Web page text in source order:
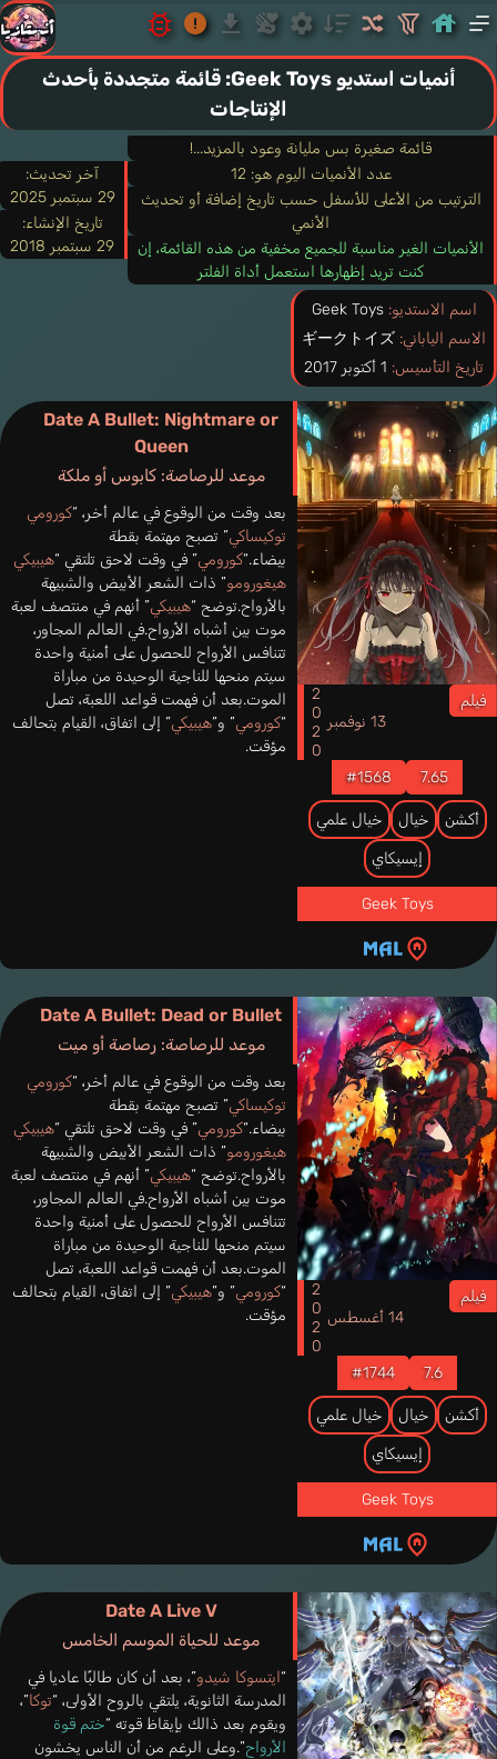
أنميات استديو Geek Toys: قائمة متجددة بأحدث
الإنتاجات
قائمة صغيرة بس مليانة وعود بالمزيد...!
عدد الأنميات اليوم هو: 12
الترتيب من الأعلى للأسفل حسب تاريخ إضافة أو تحديث
الأنمي
الأنميات الغير مناسبة للجميع مخفية من هذه القائمة، إن
كنت تريد إظهارها استعمل أداة الفلتر
آخر تحديث:
29 سبتمبر 2025
تاريخ الإنشاء:
29 سبتمبر 2018
اسم الاستديو: Geek Toys
الاسم الياباني:
تاريخ التأسيس:
Date A Bullet: Nightmare or
Queen
موعد للرصاصة: كابوس أو ملكة
فيلم
13 نوفمبر
2020
7.65
#1568
أكشن خيال خيال علمي
إيسيكاي
Geek Toys
بعد وقت من الوقوع في عالم أخر، “كورومي
توكيساكي” تصبح مهتمة بقطة
بيضاء.“كورومي” في وقت لاحق تلتقي “هيبيكي
هيغورومو” ذات الشعر الأبيض والشبيهة
بالأرواح.توضح “هيبيكي” أنهم في منتصف لعبة
موت بين أشباه الأرواح.في العالم المجاور،
تتنافس الأرواح للحصول على أمنية واحدة
سيتم منحها للناجية الوحيدة من مباراة
الموت.بعد أن فهمت قواعد اللعبة، تصل
“كورومي” و”هيبيكي” إلى اتفاق، القيام بتحالف
مؤقت.
Date A Bullet: Dead or Bullet
موعد للرصاصة: رصاصة أو ميت
فيلم
14 أغسطس
2020
7.6
#1744
أكشن خيال خيال علمي
إيسيكاي
Geek Toys
بعد وقت من الوقوع في عالم أخر، “كورومي
توكيساكي” تصبح مهتمة بقطة
بيضاء.“كورومي” في وقت لاحق تلتقي “هيبيكي
هيغورومو” ذات الشعر الأبيض والشبيهة
بالأرواح.توضح “هيبيكي” أنهم في منتصف لعبة
موت بين أشباه الأرواح.في العالم المجاور،
تتنافس الأرواح للحصول على أمنية واحدة
سيتم منحها للناجية الوحيدة من مباراة
الموت.بعد أن فهمت قواعد اللعبة، تصل
“كورومي” و”هيبيكي” إلى اتفاق، القيام بتحالف
مؤقت.
Date A Live V
موعد للحياة الموسم الخامس
“ايتسوكا شيدو”، بعد أن كان طالبًا عاديا في
المدرسة الثانوية، يلتقي بالروح الأولى، “توكا”،
ويقوم بعد ذالك بإيقاظ قوته “ختم قوة
الأرواح”.وعلى الرغم من أن الناس يخشون